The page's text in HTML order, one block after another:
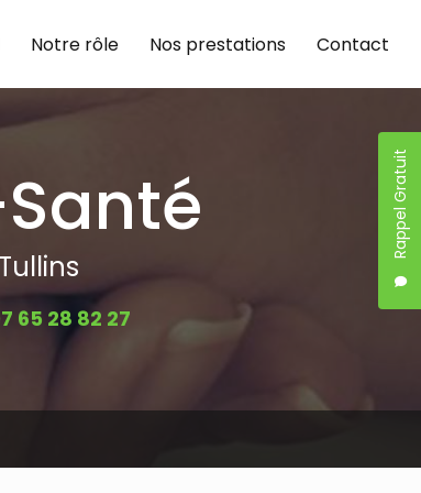
Rappel Gratuit
Notre rôle Nos prestations Contact
65 28 82 27